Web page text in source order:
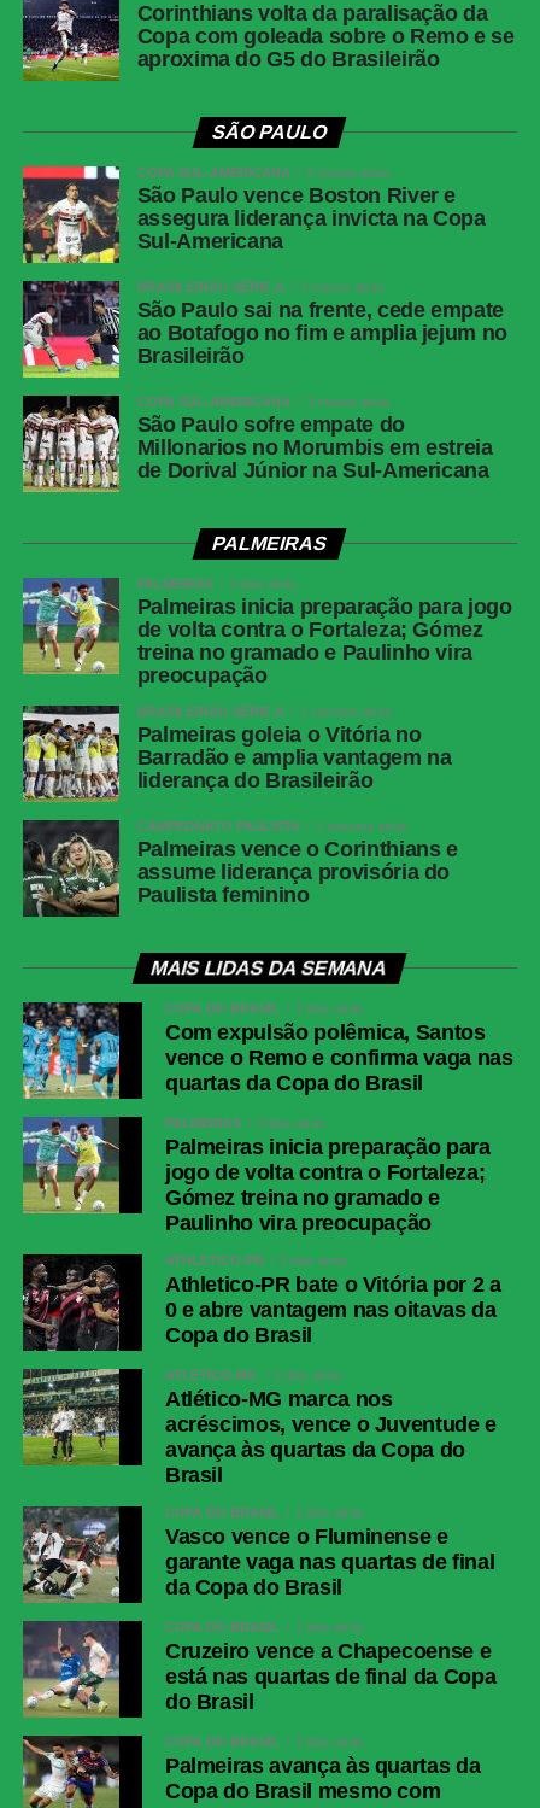
Corinthians volta da paralisação da
Copa com goleada sobre o Remo e se
aproxima do G5 do Brasileirão
SÃO PAULO
COPA SUL-AMERICANA 2 meses atrás
São Paulo vence Boston River e
assegura liderança invicta na Copa
Sul-Americana
BRASILEIRÃO SÉRIE A 3 meses atrás
São Paulo sai na frente, cede empate
ao Botafogo no fim e amplia jejum no
Brasileirão
COPA SUL-AMERICANA 3 meses atrás
São Paulo sofre empate do
Millonarios no Morumbis em estreia
de Dorival Júnior na Sul-Americana
PALMEIRAS
PALMEIRAS 3 dias atrás
Palmeiras inicia preparação para jogo
de volta contra o Fortaleza; Gómez
treina no gramado e Paulinho vira
preocupação
BRASILEIRÃO SÉRIE A 1 semana atrás
Palmeiras goleia o Vitória no
Barradão e amplia vantagem na
liderança do Brasileirão
CAMPEONATO PAULISTA 1 semana atrás
Palmeiras vence o Corinthians e
assume liderança provisória do
Paulista feminino
MAIS LIDAS DA SEMANA
COPA DO BRASIL 2 dias atrás
Com expulsão polêmica, Santos
vence o Remo e confirma vaga nas
quartas da Copa do Brasil
PALMEIRAS 3 dias atrás
Palmeiras inicia preparação para
jogo de volta contra o Fortaleza;
Gómez treina no gramado e
Paulinho vira preocupação
ATHLETICO-PR 3 dias atrás
Athletico-PR bate o Vitória por 2 a
0 e abre vantagem nas oitavas da
Copa do Brasil
ATLÉTICO-MG 2 dias atrás
Atlético-MG marca nos
acréscimos, vence o Juventude e
avança às quartas da Copa do
Brasil
COPA DO BRASIL 2 dias atrás
Vasco vence o Fluminense e
garante vaga nas quartas de final
da Copa do Brasil
COPA DO BRASIL 2 dias atrás
Cruzeiro vence a Chapecoense e
está nas quartas de final da Copa
do Brasil
COPA DO BRASIL 2 dias atrás
Palmeiras avança às quartas da
Copa do Brasil mesmo com